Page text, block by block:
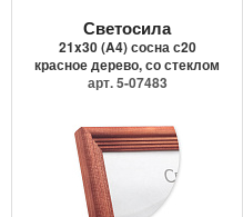
Светосила
21x30 (A4) сосна с20
красное дерево, со стеклом
арт. 5-07483